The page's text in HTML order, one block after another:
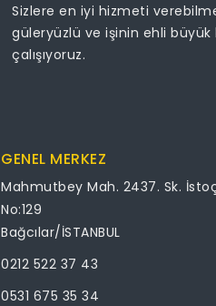
Sizlere en iyi hizmeti
güleryüzlü ve işinin ehli
çalışıyoruz.
GENEL MERKEZ
Mahmutbey Mah. 2437. Sk.
No:129
Bağcılar/İSTANBUL
0212 522 37 43
0531 675 35 34